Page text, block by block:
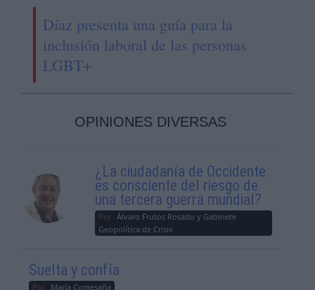
Díaz presenta una guía para la
inclusión laboral de las personas
LGBT+
OPINIONES DIVERSAS
¿La ciudadanía de Occidente
es consciente del riesgo de
una tercera guerra mundial?
Por Álvaro Frutos Rosado y Gabinete
Geopolítica de Crisis
Suelta y confía
Por María Comesaña